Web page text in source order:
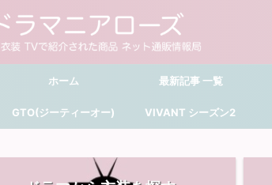
ホーム 最新記事 一覧
GTO(ジーティーオー) VIVANT シーズン2